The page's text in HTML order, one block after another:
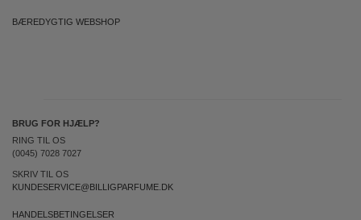
BÆREDYGTIG WEBSHOP
BRUG FOR HJÆLP?
RING TIL OS
(0045) 7028 7027
SKRIV TIL OS
KUNDESERVICE@BILLIGPARFUME.DK
HANDELSBETINGELSER